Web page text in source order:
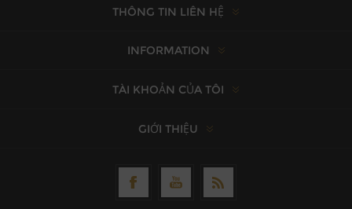
THÔNG TIN LIÊN HỆ
INFORMATION
TÀI KHOẢN CỦA TÔI
GIỚI THIỆU